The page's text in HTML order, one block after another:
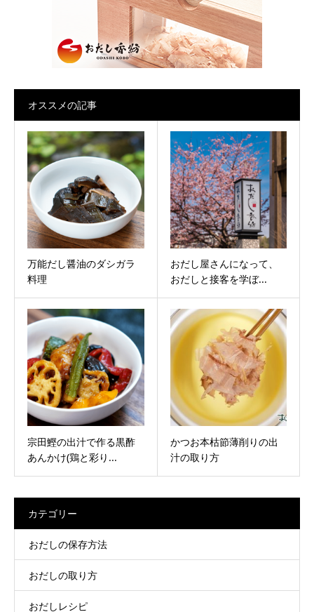
オススメの記事
万能だし醤油のダシガラ
料理
おだし屋さんになって、
おだしと接客を学ぼ...
宗田鰹の出汁で作る黒酢
あんかけ(鶏と彩り...
かつお本枯節薄削りの出
汁の取り方
カテゴリー
おだしの保存方法
おだしの取り方
おだしレシピ